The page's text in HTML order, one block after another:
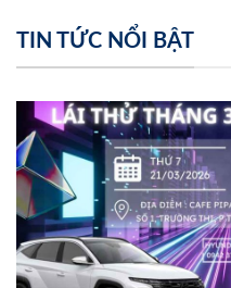
TIN TỨC NỔI BẬT